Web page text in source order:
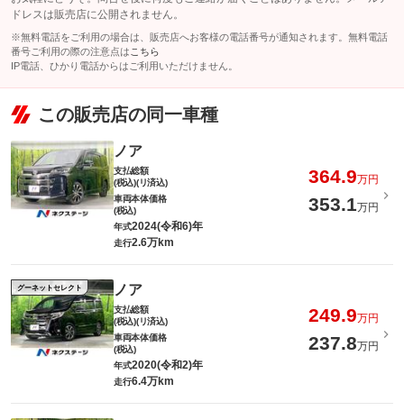
ドレスは販売店に公開されません。
※無料電話をご利用の場合は、販売店へお客様の電話番号が通知されます。無料電話
番号ご利用の際の注意点は こちら
IP電話、ひかり電話からはご利用いただけません。
この販売店の同一車種
ノア
支払総額
(税込)(リ済込)
364.9万円
車両本体価格
(税込)
353.1万円
年式2024(令和6)年
走行2.6万km
グーネットセレクト ノア
支払総額
(税込)(リ済込)
249.9万円
車両本体価格
(税込)
237.8万円
年式2020(令和2)年
走行6.4万km